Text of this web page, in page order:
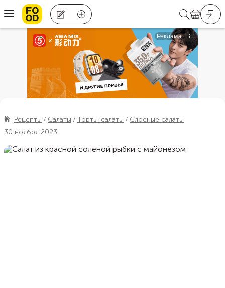
Рецепты Салаты Торты-салаты
Слоеные салаты
30 ноября 2023